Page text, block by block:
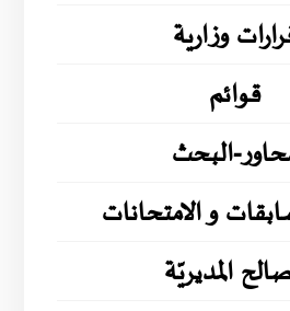
وزارية
قوائم
البحث
و الامتحانات
المديريّة